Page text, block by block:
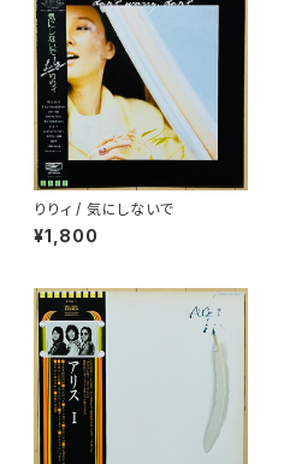
りりィ / 気にしないで
¥1,800